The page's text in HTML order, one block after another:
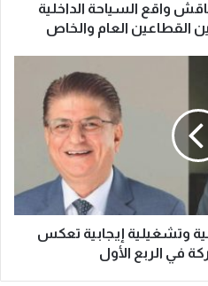
واقع السياحة الداخلية
القطاعين العام والخاص
وتشغيلية إيجابية تعكس
في الربع الأول